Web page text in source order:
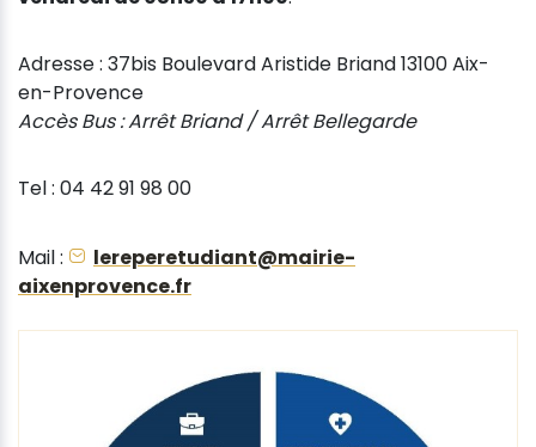
Adresse : 37bis Boulevard Aristide Briand 13100 Aix-
en-Provence
Accès Bus : Arrêt Briand / Arrêt Bellegarde
Tel : 04 42 91 98 00
Mail :
lereperetudiant@mairie-
aixenprovence.fr